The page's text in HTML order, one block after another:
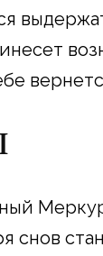
снов